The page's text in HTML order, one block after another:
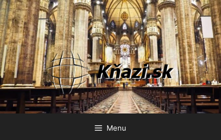
Preskočiť
na
obsah
Menu